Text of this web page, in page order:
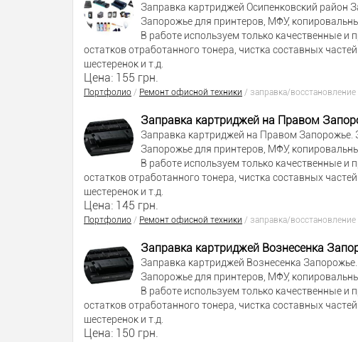
Заправка картриджей Осипенковский район
Запорожье для принтеров, МФУ,
В работе используем только качественные
остатков отработанного тонера, чистка составных
шестеренок и т.д.
Цена: 155 грн.
Портфолио / Ремонт офисной техники / заправка/
Заправка картриджей на Правом
Заправка картриджей на Правом
Запорожье для принтеров, МФУ,
В работе используем только качественные
остатков отработанного тонера, чистка составных
шестеренок и т.д.
Цена: 145 грн.
Портфолио / Ремонт офисной техники / заправка/
Заправка картриджей Вознесенка
Заправка картриджей Вознесенка
Запорожье для принтеров, МФУ,
В работе используем только качественные
остатков отработанного тонера, чистка составных
шестеренок и т.д.
Цена: 150 грн.